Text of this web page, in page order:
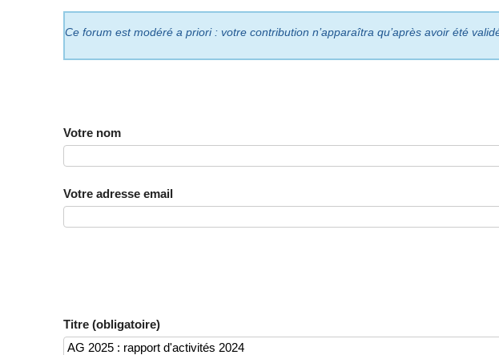
Ce forum est modéré a priori : votre contribution n’apparaîtra qu’après avoir été
Votre nom
Votre adresse email
Titre (obligatoire)